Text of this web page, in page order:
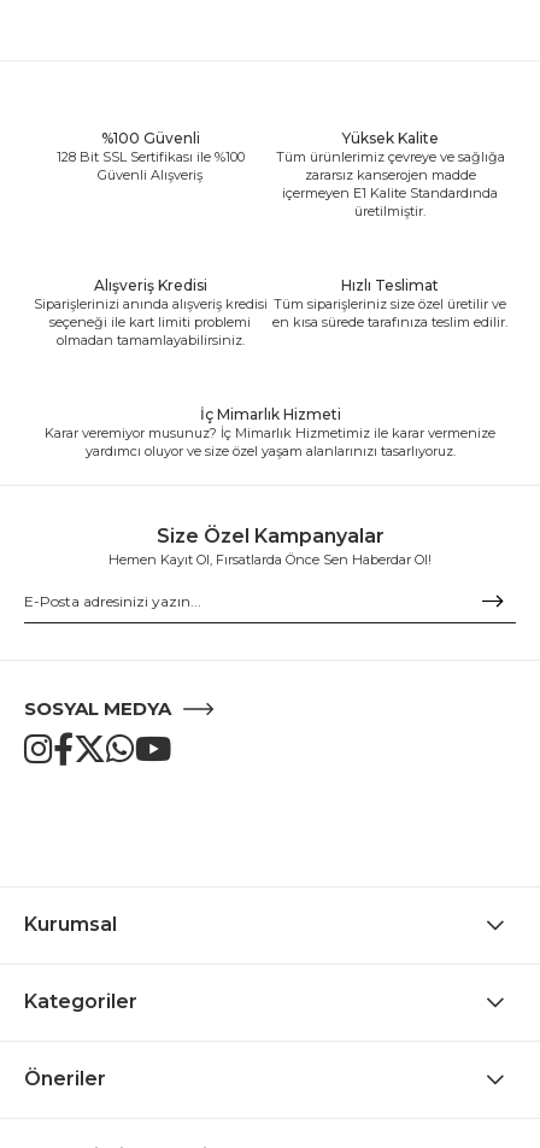
%100 Güvenli
128 Bit SSL Sertifikası ile %100
Güvenli Alışveriş
Yüksek Kalite
Tüm ürünlerimiz çevreye ve sağlığa
zararsız kanserojen madde
içermeyen E1 Kalite Standardında
üretilmiştir.
Alışveriş Kredisi
Siparişlerinizi anında alışveriş kredisi
seçeneği ile kart limiti problemi
olmadan tamamlayabilirsiniz.
Hızlı Teslimat
Tüm siparişleriniz size özel üretilir ve
en kısa sürede tarafınıza teslim edilir.
İç Mimarlık Hizmeti
Karar veremiyor musunuz? İç Mimarlık Hizmetimiz ile karar vermenize
yardımcı oluyor ve size özel yaşam alanlarınızı tasarlıyoruz.
Size Özel Kampanyalar
Hemen Kayıt Ol, Fırsatlarda Önce Sen Haberdar Ol!
SOSYAL MEDYA
Kurumsal
Kategoriler
Öneriler